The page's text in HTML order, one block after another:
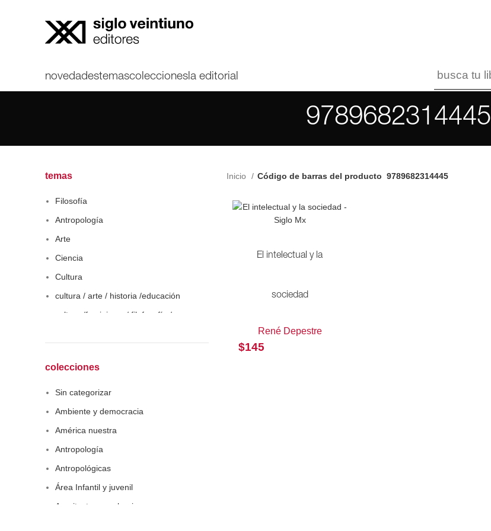
novedadestemascolecciones la editorial
9789682314445
temas
Filosofía
Antropología
Arte
Ciencia
Cultura
cultura / arte / historia /educación
cultura /feminismo / filofosofía /
Economía
colecciones
Sin categorizar
Ambiente y democracia
América nuestra
Antropología
Antropológicas
Área Infantil y juvenil
Arquitectura y urbanismo
Inicio Código de barras del producto 9789682314445
El intelectual y la
sociedad
René Depestre
$145